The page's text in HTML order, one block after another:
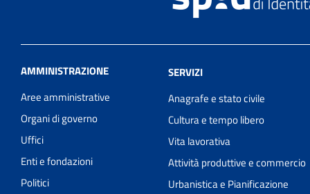
AMMINISTRAZIONE
Aree amministrative
Organi di governo
Uffici
Enti e fondazioni
Politici
SERVIZI
Anagrafe e stato civile
Cultura e tempo libero
Vita lavorativa
Attività produttive e commercio
Urbanistica e Pianificazione